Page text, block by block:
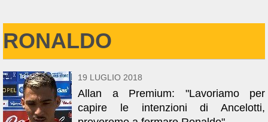
RONALDO
19 LUGLIO 2018
Allan a Premium: "Lavoriamo per
capire le intenzioni di Ancelotti,